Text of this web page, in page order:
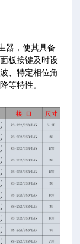
器，使其具备
板按键及时设
、特定相位角
等特性。